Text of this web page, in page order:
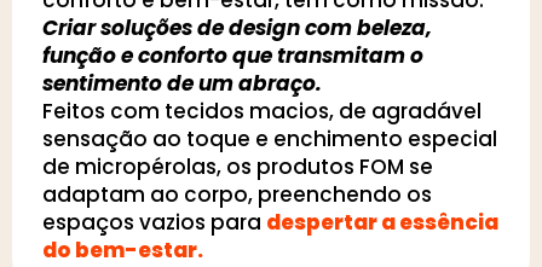
Criar soluções de design com beleza,
função e conforto que transmitam o
sentimento de um abraço.
Feitos com tecidos macios, de agradável
sensação ao toque e enchimento especial
de micropérolas, os produtos FOM se
adaptam ao corpo, preenchendo os
espaços vazios para despertar a essência
do bem-estar.